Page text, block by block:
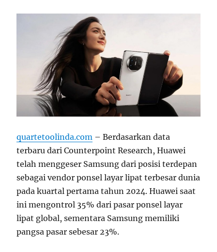
quartetoolinda.com – Berdasarkan data
terbaru dari Counterpoint Research, Huawei
telah menggeser Samsung dari posisi terdepan
sebagai vendor ponsel layar lipat terbesar dunia
pada kuartal pertama tahun 2024. Huawei saat
ini mengontrol 35% dari pasar ponsel layar
lipat global, sementara Samsung memiliki
pangsa pasar sebesar 23%.